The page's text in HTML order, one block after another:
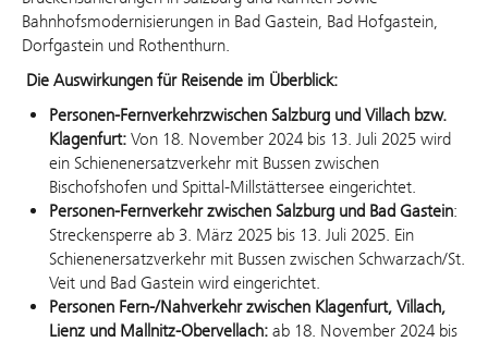
Bahnhofsmodernisierungen in Bad Gastein, Bad Hofgastein,
Dorfgastein und Rothenthurn.
Die Auswirkungen für Reisende im Überblick:
Personen-Fernverkehrzwischen Salzburg und Villach bzw.
Klagenfurt: Von 18. November 2024 bis 13. Juli 2025 wird
ein Schienenersatzverkehr mit Bussen zwischen
Bischofshofen und Spittal-Millstättersee eingerichtet.
Personen-Fernverkehr zwischen Salzburg und Bad Gastein:
Streckensperre ab 3. März 2025 bis 13. Juli 2025. Ein
Schienenersatzverkehr mit Bussen zwischen Schwarzach/St.
Veit und Bad Gastein wird eingerichtet.
Personen Fern-/Nahverkehr zwischen Klagenfurt, Villach,
Lienz und Mallnitz-Obervellach: ab 18. November 2024 bis